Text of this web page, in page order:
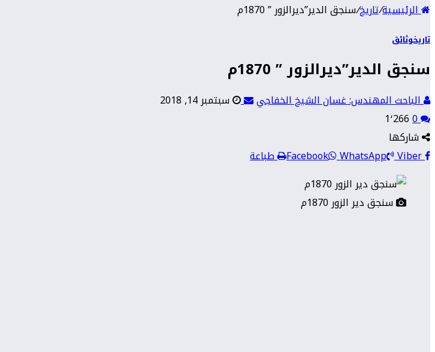
الرئيسية/تاريخ/سنجق الدير”ديرالزور ” 1870م
تاريخوثائق
سنجق الدير”ديرالزور ” 1870م
الباحث المهندس: غسان الشيخ الخفاجي
سبتمبر 14, 2018
0
شاركها
Facebook
WhatsApp Viber طباعة
سنجق دير الزور 1870م